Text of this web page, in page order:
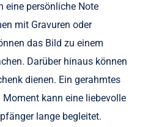
eine persönliche Note
mit Gravuren oder
das Bild zu einem
Darüber hinaus können
dienen. Ein gerahmtes
kann eine liebevolle
lange begleitet.